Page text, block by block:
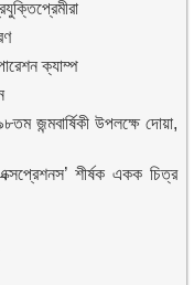
ক্যাম্প
জন্মবার্ষিকী উপলক্ষে দোয়া,
এক্সপ্রেশনস’ শীর্ষক একক চিত্র